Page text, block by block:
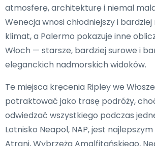
atmosferę, architekturę i niemal
Wenecja wnosi chłodniejszy i
klimat, a Palermo pokazuje inne
Włoch — starsze, bardziej surowe i
eleganckich nadmorskich widoków.
Te miejsca kręcenia Ripley we
potraktować jako trasę podróży,
odwiedzać wszystkiego podczas
Lotnisko Neapol, NAP, jest